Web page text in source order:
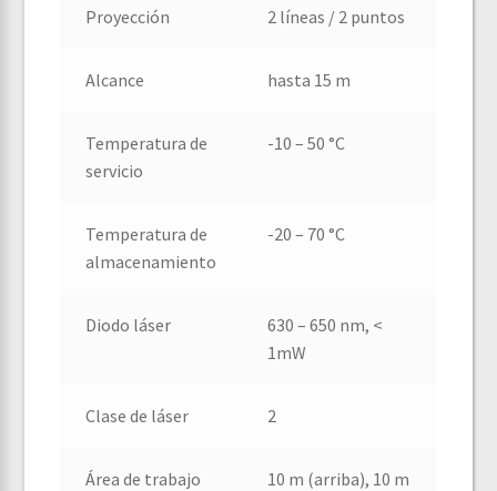
Proyección 2 líneas / 2 puntos
Alcance hasta 15 m
Temperatura de
servicio
-10 – 50 °C
Temperatura de
almacenamiento
-20 – 70 °C
Diodo láser
630 – 650 nm, <
1mW
Clase de láser 2
Área de trabajo
10 m (arriba), 10 m